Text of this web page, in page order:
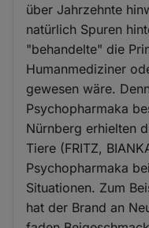
über Jahrzehnte
natürlich Spuren
"behandelte" die
Humanmediziner
gewesen wäre.
Psychopharmaka
Nürnberg erhielten
Tiere (FRITZ,
Psychopharmaka
Situationen. Zum
hat der Brand an